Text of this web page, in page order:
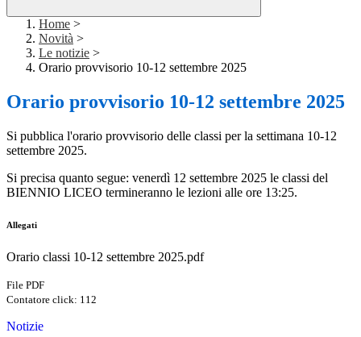
Home >
Novità >
Le notizie >
Orario provvisorio 10-12 settembre 2025
Orario provvisorio 10-12 settembre 2025
Si pubblica l'orario provvisorio delle classi per la settimana 10-12
settembre 2025.
Si precisa quanto segue: venerdì 12 settembre 2025 le classi del
BIENNIO LICEO termineranno le lezioni alle ore 13:25.
Allegati
Orario classi 10-12 settembre 2025.pdf
File PDF
Contatore click: 112
Notizie